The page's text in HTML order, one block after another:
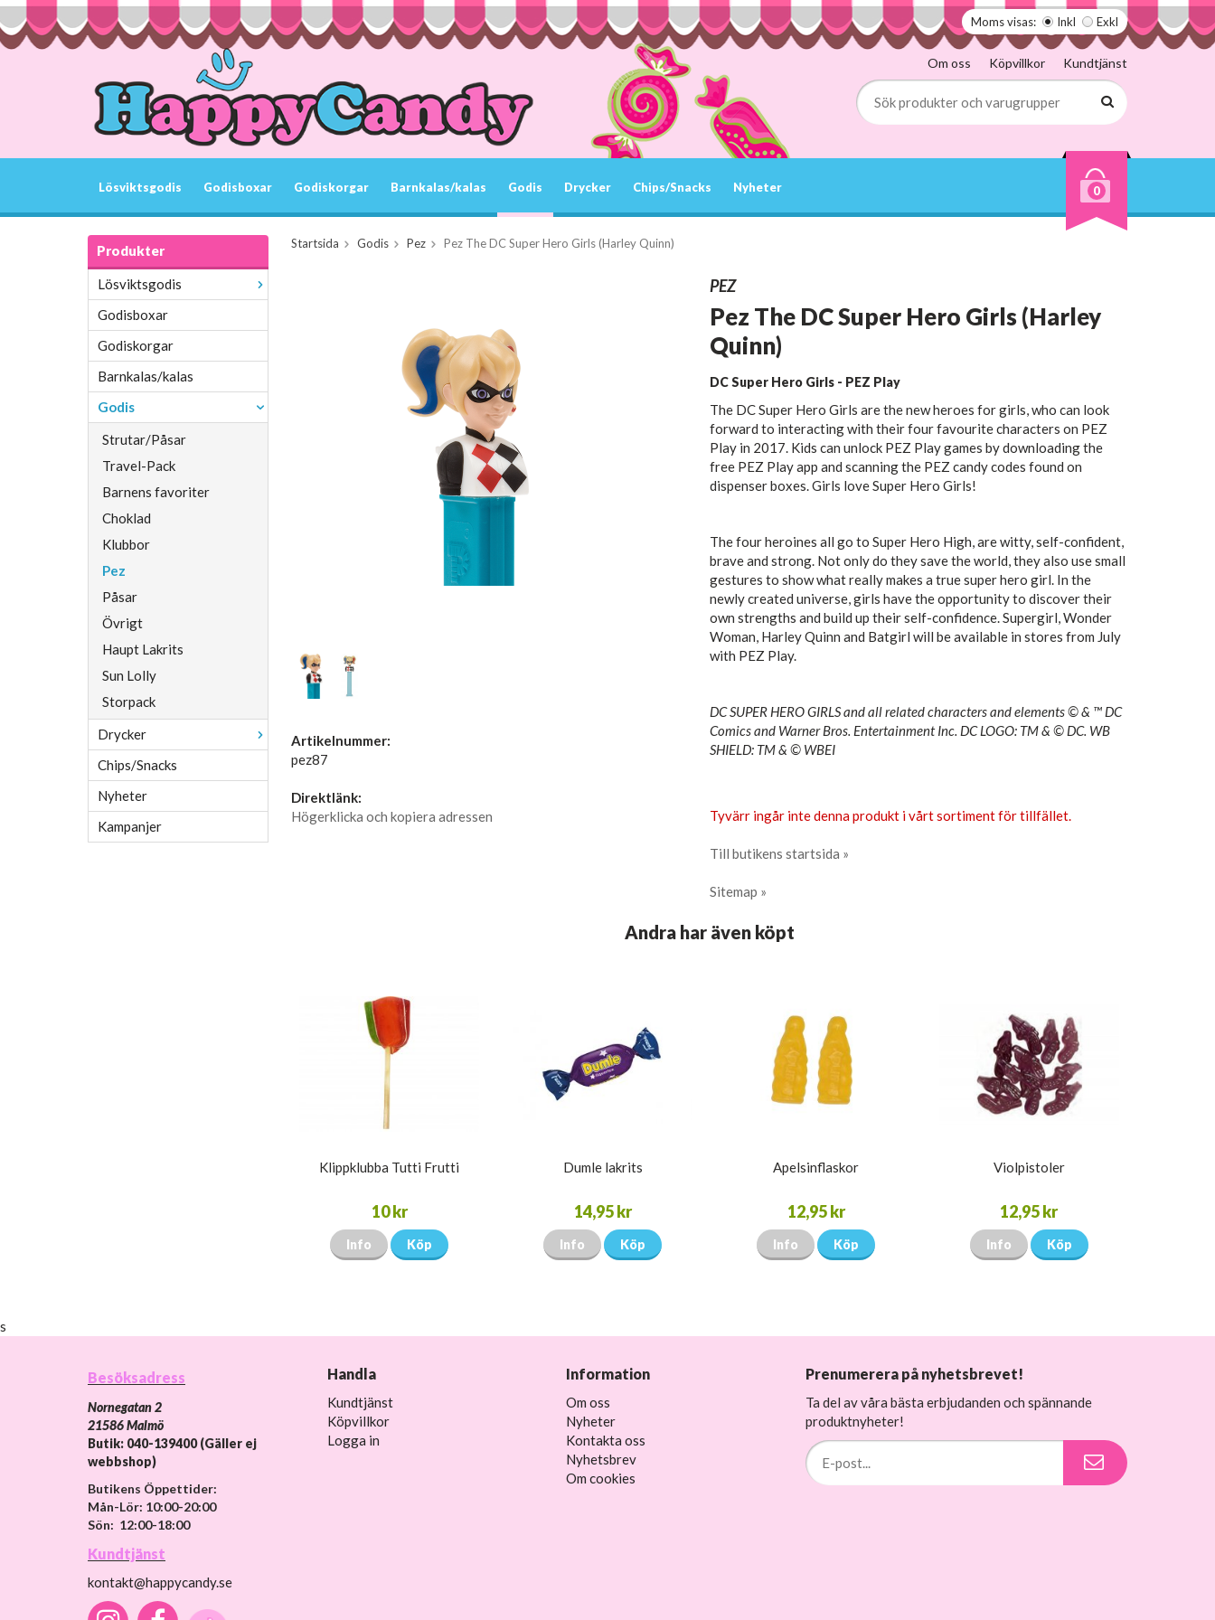
Moms visas: Inkl Exkl
Om oss Köpvillkor Kundtjänst
Lösviktsgodis Godisboxar Godiskorgar Barnkalas/kalas Godis Drycker Chips/Snacks Nyheter 0
Produkter
Lösviktsgodis
Godisboxar
Godiskorgar
Barnkalas/kalas
Godis
Strutar/Påsar
Travel-Pack
Barnens favoriter
Choklad
Klubbor
Pez
Påsar
Övrigt
Haupt Lakrits
Sun Lolly
Storpack
Drycker
Chips/Snacks
Nyheter
Kampanjer
Startsida Godis Pez Pez The DC Super Hero Girls (Harley Quinn)
PEZ
Pez The DC Super Hero Girls (Harley
Quinn)
DC Super Hero Girls - PEZ Play
The DC Super Hero Girls are the new heroes for girls, who can look
forward to interacting with their four favourite characters on PEZ
Play in 2017. Kids can unlock PEZ Play games by downloading the
free PEZ Play app and scanning the PEZ candy codes found on
dispenser boxes. Girls love Super Hero Girls!
The four heroines all go to Super Hero High, are witty, self-confident,
brave and strong. Not only do they save the world, they also use small
gestures to show what really makes a true super hero girl. In the
newly created universe, girls have the opportunity to discover their
own strengths and build up their self-confidence. Supergirl, Wonder
Woman, Harley Quinn and Batgirl will be available in stores from July
with PEZ Play.
DC SUPER HERO GIRLS and all related characters and elements © & ™ DC
Comics and Warner Bros. Entertainment Inc. DC LOGO: TM & © DC. WB
SHIELD: TM & © WBEI
Tyvärr ingår inte denna produkt i vårt sortiment för tillfället.
Till butikens startsida »
Sitemap »
Artikelnummer:
pez87
Direktlänk:
Högerklicka och kopiera adressen
Andra har även köpt
Klippklubba Tutti Frutti
10 kr
Info Köp
Dumle lakrits
14,95 kr
Info Köp
Apelsinflaskor
12,95 kr
Info Köp
Violpistoler
12,95 kr
Info Köp
s
Besöksadress
Nornegatan 2
21586 Malmö
Butik: 040-139400 (Gäller ej
webbshop)
Butikens Öppettider:
Mån-Lör: 10:00-20:00
Sön: 12:00-18:00
Kundtjänst
kontakt@happycandy.se
Handla
Kundtjänst
Köpvillkor
Logga in
Information
Om oss
Nyheter
Kontakta oss
Nyhetsbrev
Om cookies
Prenumerera på nyhetsbrevet!
Ta del av våra bästa erbjudanden och spännande
produktnyheter!